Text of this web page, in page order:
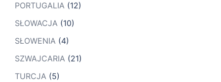
PORTUGALIA (12)
SŁOWACJA (10)
SŁOWENIA (4)
SZWAJCARIA (21)
TURCJA (5)